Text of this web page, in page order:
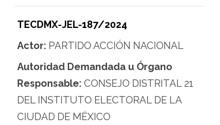
TECDMX-JEL-187/2024
Actor: PARTIDO ACCIÓN NACIONAL
Autoridad Demandada u Órgano
Responsable: CONSEJO DISTRITAL 21
DEL INSTITUTO ELECTORAL DE LA
CIUDAD DE MÉXICO